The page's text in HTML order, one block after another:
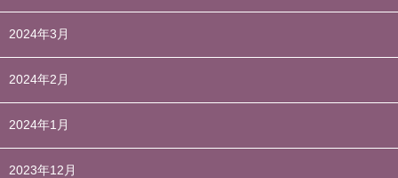
2024年3月
2024年2月
2024年1月
2023年12月